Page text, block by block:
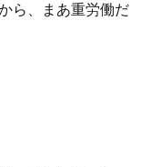
ら、まあ重労働だ